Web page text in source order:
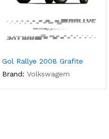
Gol Rallye 2008 Grafite
Brand: Volkswagem